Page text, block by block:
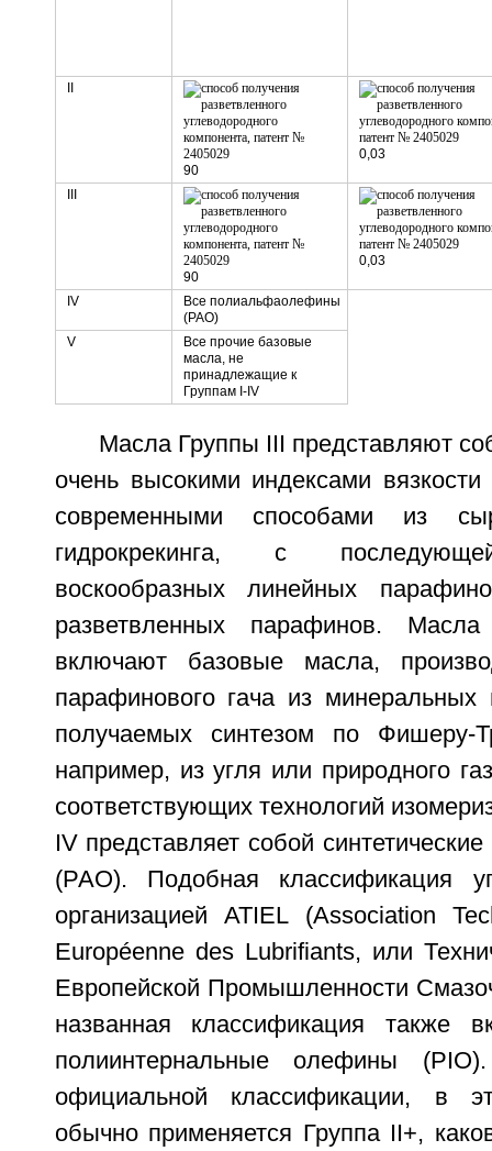
90
0,03
90
0,03
IV
Все полиальфаолефины
(РАО)
V
Все прочие базовые
масла, не
принадлежащие к
Группам I-IV
Масла Группы III представляют
очень высокими индексами
современными способами из
гидрокрекинга, с
воскообразных линейных
разветвленных парафинов.
включают базовые масла,
парафинового гача из
получаемых синтезом по Фишеру-
например, из угля или природного
соответствующих технологий
IV представляет собой
(РАО). Подобная классификация
организацией ATIEL (Association
Européenne des Lubrifiants, или
Европейской Промышленности
названная классификация также
полиинтернальные олефины
официальной классификации, в
обычно применяется Группа II+,